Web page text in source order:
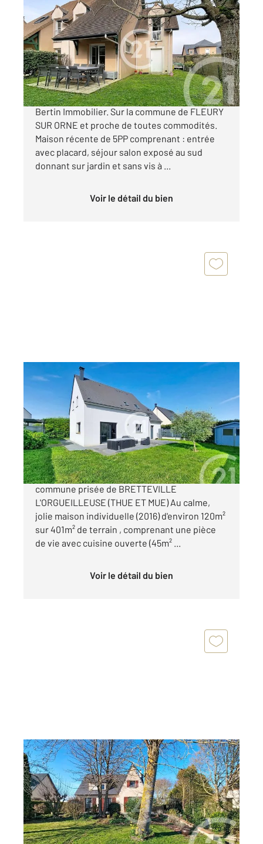
104 m2, 5 pièces
Ref : 2754
Maison à vendre
339 000 €
Nouveau dans votre agence CENTURY 21
Bertin Immobilier. Sur la commune de FLEURY
SUR ORNE et proche de toutes commodités.
Maison récente de 5PP comprenant : entrée
avec placard, séjour salon exposé au sud
donnant sur jardin et sans vis à ...
Voir le détail du bien
ROTS 14
115 m
, 6 pièces
Ref : 3331
Maison à vendre
349 900 €
Nouveau à ce prix OUEST DE CAEN sur la
commune prisée de BRETTEVILLE
L'ORGUEILLEUSE (THUE ET MUE) Au calme,
jolie maison individuelle (2016) d'environ 120m²
sur 401m² de terrain , comprenant une pièce
de vie avec cuisine ouverte (45m² ...
Voir le détail du bien
FEUGUEROLLES BULLY 14
133,55 m 2, 7 pièces
Ref : 3241
Maison à vendre
365 000 €